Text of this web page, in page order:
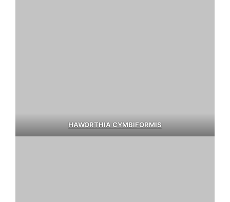
HAWORTHIA CYMBIFORMIS